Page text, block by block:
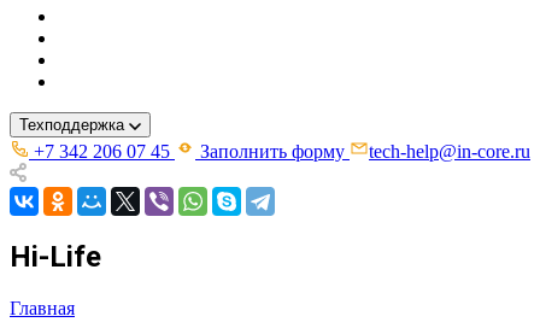
Техподдержка
+7 342 206 07 45 Заполнить форму tech-help@in-core.ru
Hi-Life
Главная